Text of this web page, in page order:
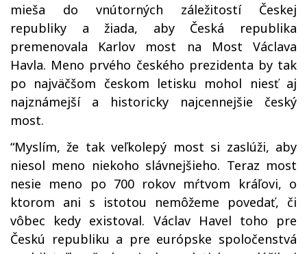
mieša do vnútorných záležitostí Českej
republiky a žiada, aby Česká republika
premenovala Karlov most na Most Václava
Havla. Meno prvého českého prezidenta by tak
po najväčšom českom letisku mohol niesť aj
najznámejší a historicky najcennejšie český
most.
“Myslím, že tak veľkolepý most si zaslúži, aby
niesol meno niekoho slávnejšieho. Teraz most
nesie meno po 700 rokov mŕtvom kráľovi, o
ktorom ani s istotou nemôžeme povedať, či
vôbec kedy existoval. Václav Havel toho pre
Českú republiku a pre európske spoločenstvá